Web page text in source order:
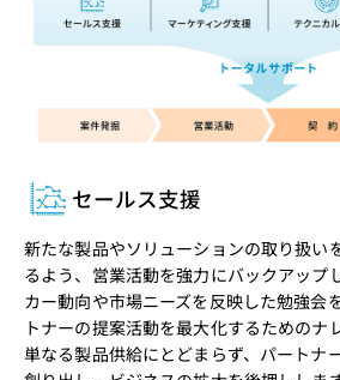
セールス支援
新たな製品やソリューションの取り扱い
るよう、営業活動を強力にバックアップ
カー動向や市場ニーズを反映した勉強会
トナーの提案活動を最大化するためのナ
単なる製品供給にとどまらず、パートナ